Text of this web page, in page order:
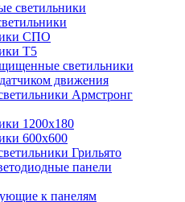
светильники
СПО
Т5
светильники
движения
Армстронг
1200х180
600х600
Грильято
панели
к панелям